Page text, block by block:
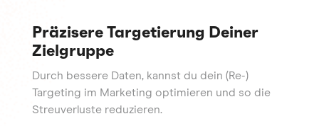
Präzisere Targetierung Deiner
Zielgruppe
Durch bessere Daten, kannst du dein (Re-)
Targeting im Marketing optimieren und so die
Streuverluste reduzieren.